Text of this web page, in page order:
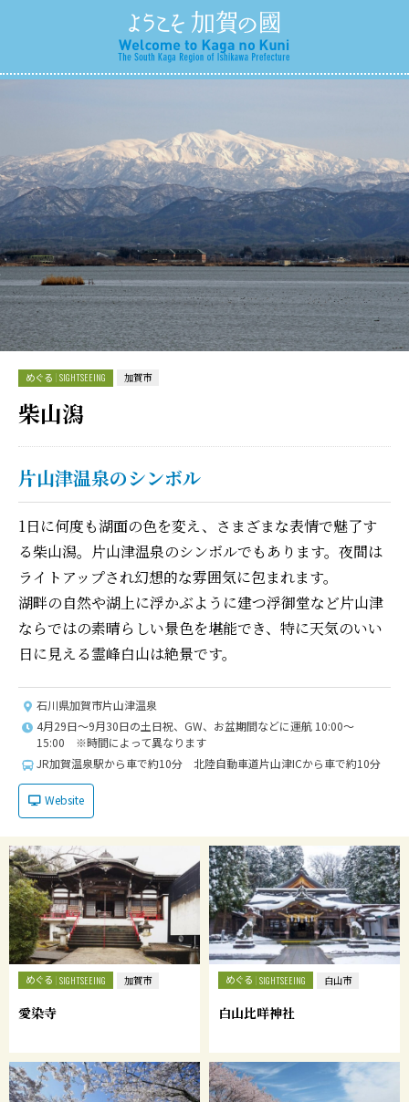
めぐる SIGHTSEEING 加賀市
柴山潟
片山津温泉のシンボル
1日に何度も湖面の色を変え、さまざまな表情で魅了す
る柴山潟。片山津温泉のシンボルでもあります。夜間は
ライトアップされ幻想的な雰囲気に包まれます。
湖畔の自然や湖上に浮かぶように建つ浮御堂など片山津
ならではの素晴らしい景色を堪能でき、特に天気のいい
日に見える霊峰白山は絶景です。
石川県加賀市片山津温泉
4月29日〜9月30日の土日祝、GW、お盆期間などに運航 10:00～
15:00 ※時間によって異なります
JR加賀温泉駅から車で約10分 北陸自動車道片山津ICから車で約10分
Website
めぐる SIGHTSEEING 加賀市
愛染寺
めぐる SIGHTSEEING 白山市
白山比咩神社